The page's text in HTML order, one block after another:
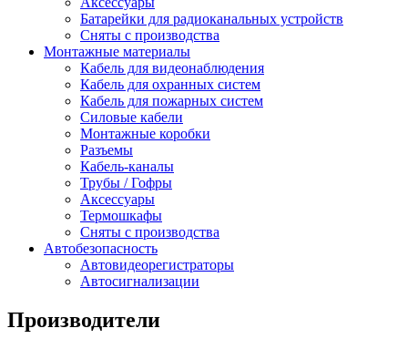
Батарейки для радиоканальных устройств
Сняты с производства
Монтажные материалы
Кабель для видеонаблюдения
Кабель для охранных систем
Кабель для пожарных систем
Силовые кабели
Монтажные коробки
Разъемы
Кабель-каналы
Трубы / Гофры
Аксессуары
Термошкафы
Сняты с производства
Автобезопасность
Автовидеорегистраторы
Автосигнализации
Производители